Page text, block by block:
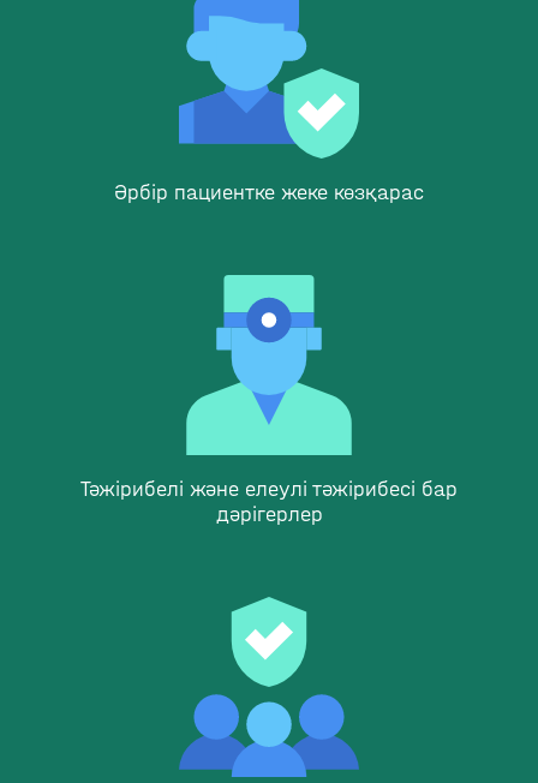
Әрбір пациентке жеке көзқарас
Тәжірибелі және елеулі тәжірибесі бар
дәрігерлер